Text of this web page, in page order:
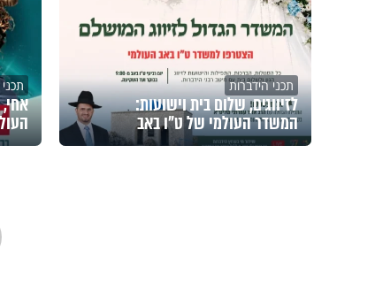
תכני הידברות
לזיווגים, שלום בית וישועות:
המשדר העולמי של ט"ו באב